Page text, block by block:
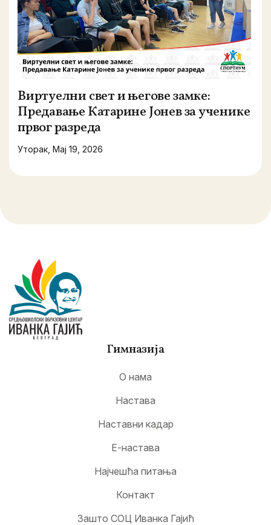
Виртуелни свет и његове замке:
Предавање Катарине Јонев за ученике
првог разреда
Уторак, Мај 19, 2026
Гимназија
О нама
Настава
Наставни кадар
Е-настава
Најчешћа питања
Контакт
Зашто СОЦ Иванка Гајић